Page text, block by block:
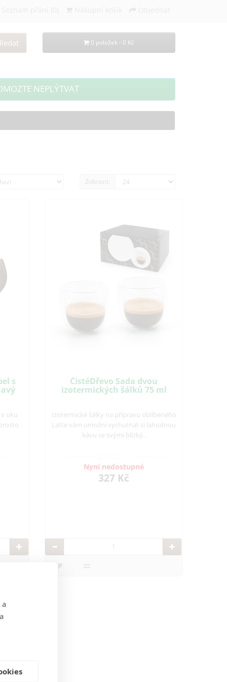
a
Seznam přání (0) Objednat
0 položek - 0 Kč
NEPLÝTVAT
Zobrazit:
s
oku
ČistéDřevo Sada dvou
izotermických šálků 75 ml
Izotermické šálky na přípravu oblíbeného
Latte vám umožní vychutnat si lahodnou
kávu se svými blízký..
Nyní nedostupné
327 Kč